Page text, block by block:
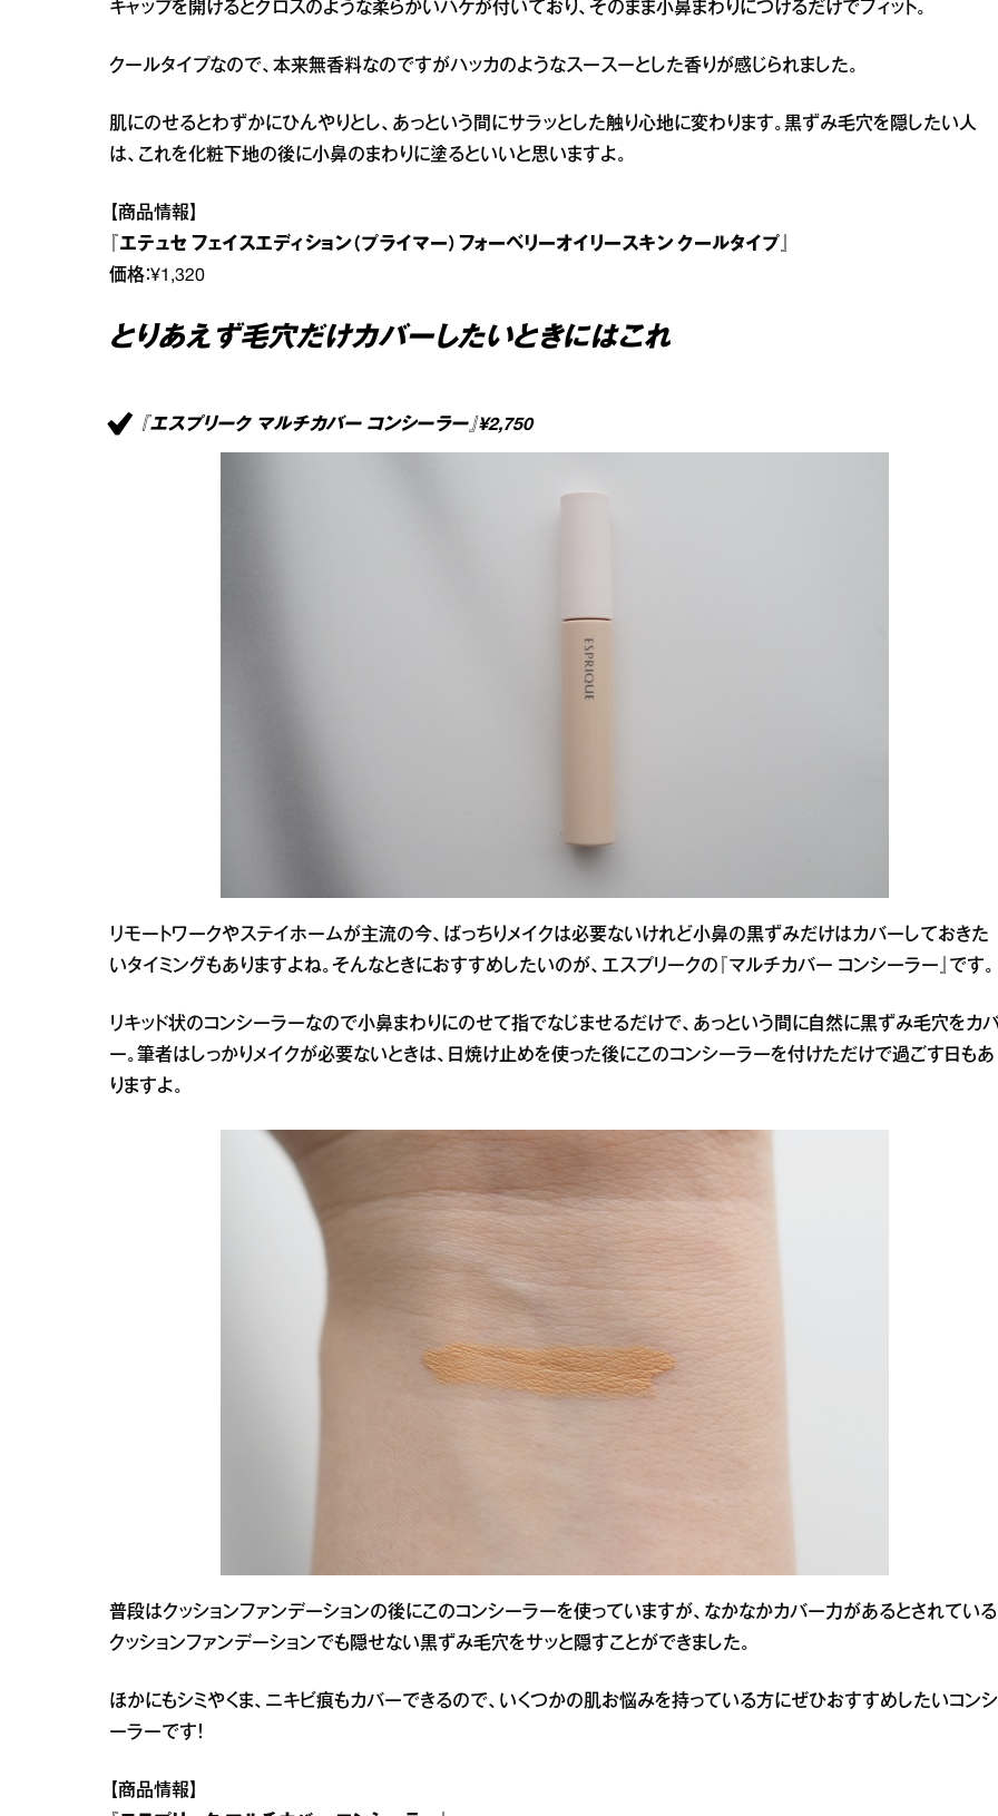
キャップを開けるとグロスのような柔らかいハケが付いており、そのまま小鼻まわりにつけるだけでフィット。
クールタイプなので、本来無香料なのですがハッカのようなスースーとした香りが感じられました。
肌にのせるとわずかにひんやりとし、あっという間にサラッとした触り心地に変わります。黒ずみ毛穴を隠したい人
は、これを化粧下地の後に小鼻のまわりに塗るといいと思いますよ。
【商品情報】
『エテュセ フェイスエディション（プライマー）フォーベリーオイリースキン クールタイプ』
価格：¥1,320
とりあえず毛穴だけカバーしたいときにはこれ
『エスプリーク マルチカバー コンシーラー』¥2,750
リモートワークやステイホームが主流の今、ばっちりメイクは必要ないけれど小鼻の黒ずみだけはカバーしておきた
いタイミングもありますよね。そんなときにおすすめしたいのが、エスプリークの『マルチカバー コンシーラー』です。
リキッド状のコンシーラーなので小鼻まわりにのせて指でなじませるだけで、あっという間に自然に黒ずみ毛穴をカ
ー。筆者はしっかりメイクが必要ないときは、日焼け止めを使った後にこのコンシーラーを付けただけで過ごす日もあ
りますよ。
普段はクッションファンデーションの後にこのコンシーラーを使っていますが、なかなかカバー力があるとされている
クッションファンデーションでも隠せない黒ずみ毛穴をサッと隠すことができました。
ほかにもシミやくま、ニキビ痕もカバーできるので、いくつかの肌お悩みを持っている方にぜひおすすめしたいコンシ
ーラーです！
【商品情報】